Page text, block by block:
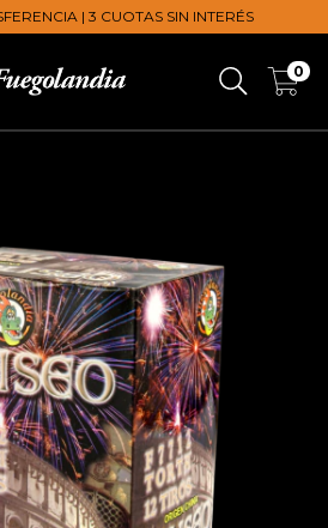
| 3 CUOTAS SIN INTERÉS
0